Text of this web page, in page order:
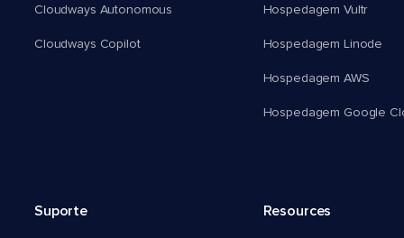
Cloudways Autonomous
Cloudways Copilot
Hospedagem Vultr
Hospedagem Linode
Hospedagem AWS
Hospedagem Google
Suporte Resources